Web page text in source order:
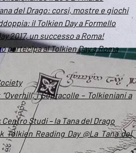
del Drago: corsi, mostre e giochi
il Tolkien Day a Formello
2017, un successo a Roma!
partecipa al Tolkien Day a Roma
i Sopracolle – Tolkieniani a
Studi – la Tana del Drago
Tolkien Reading Day @La Tana del